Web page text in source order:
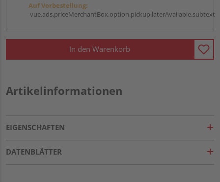
Auf Vorbestellung:
vue.ads.priceMerchantBox.option.pickup.laterAvailable.subtext
In den Warenkorb
Artikelinformationen
EIGENSCHAFTEN
DATENBLÄTTER